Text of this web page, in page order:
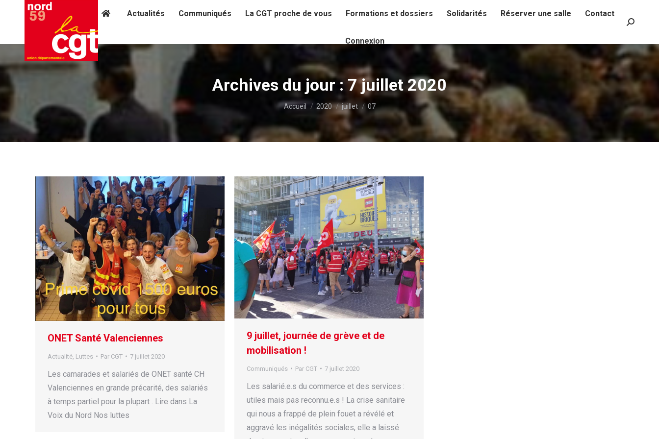
Actualités Communiqués La CGT proche de vous Formations et dossiers Solidarités Réserver une salle Contact
Connexion
Archives du jour :7 juillet 2020
Vous êtes ici :
Accueil 2020 juillet 07
ONET Santé Valenciennes
Actualité Luttes Par CGT 7 juillet 2020
Les camarades et salariés de ONET santé CH
Valenciennes en grande précarité, des salariés
à temps partiel pour la plupart . Lire dans La
Voix du Nord Nos luttes
9 juillet, journée de grève et de
mobilisation !
Communiqués Par CGT 7 juillet 2020
Les salarié.e.s du commerce et des services :
utiles mais pas reconnu.e.s ! La crise sanitaire
qui nous a frappé de plein fouet a révélé et
aggravé les inégalités sociales, elle a laissé